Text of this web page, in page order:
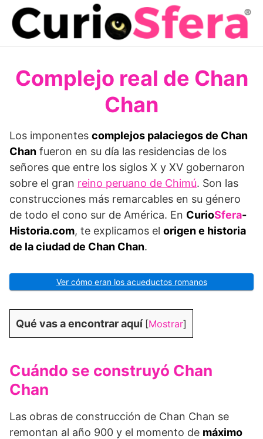
Saltar
contenido
Complejo real de Chan
Chan
Los imponentes complejos palaciegos de Chan
Chan fueron en su día las residencias de los
señores que entre los siglos X y XV gobernaron
sobre el gran reino peruano de Chimú. Son las
construcciones más remar­cables en su género
de todo el cono sur de América. En CurioSfera-
Historia.com, te explicamos el origen e historia
de la ciudad de Chan Chan.
Ver cómo eran los acueductos romanos
Qué vas a encontrar aquí [Mostrar]
Cuándo se construyó Chan
Chan
Las obras de construcción de Chan Chan se
remontan al año 900 y el momento de máximo